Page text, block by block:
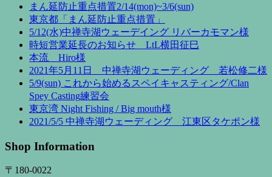
まん延防止重点措置2/14(mon)~3/6(sun)
東京都「まん延防止重点措置」
5/12(水)中禅寺湖ウェーデイング リバーカモマン様
時短営業延長のお知らせ LtL横田征巳
本流 Hiro様
2021年5月11日 中禅寺湖ウェーディング 若松修二様
5/9(sun) これから始めるスペイキャスティング/Clan
Spey Casting練習会
東京湾 Night Fishing / Big mouth様
2021/5/5 中禅寺湖ウェーディング 江東区タケポン様
Shop Information
〒180-0022